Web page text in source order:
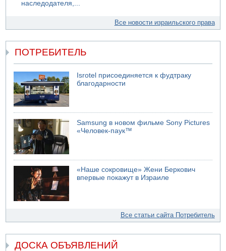
наследодателя,...
Все новости израильского права
ПОТРЕБИТЕЛЬ
Isrotel присоединяется к фудтраку
благодарности
Samsung в новом фильме Sony Pictures
«Человек-паук™
«Наше сокровище» Жени Беркович
впервые покажут в Израиле
Все статьи сайта Потребитель
ДОСКА ОБЪЯВЛЕНИЙ